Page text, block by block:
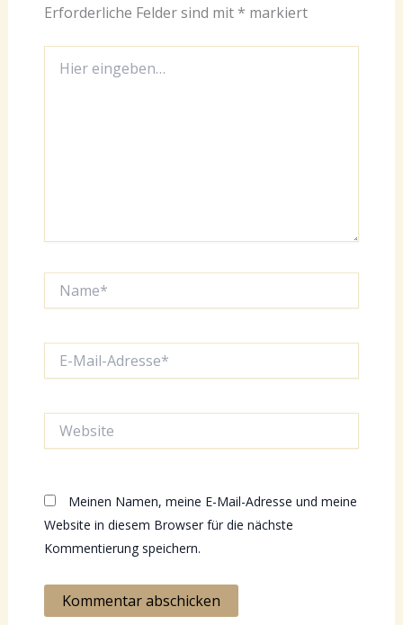
Erforderliche Felder sind mit * markiert
eingeben…
Mail-
Meinen Namen, meine E-Mail-Adresse und meine
Website in diesem Browser für die nächste
Kommentierung speichern.